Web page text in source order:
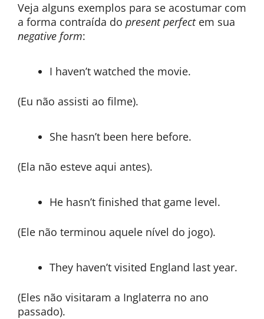
Veja alguns exemplos para se acostumar com
a forma contraída do present perfect em sua
negative form:
I haven’t watched the movie.
(Eu não assisti ao filme).
She hasn’t been here before.
(Ela não esteve aqui antes).
He hasn’t finished that game level.
(Ele não terminou aquele nível do jogo).
They haven’t visited England last year.
(Eles não visitaram a Inglaterra no ano
passado).